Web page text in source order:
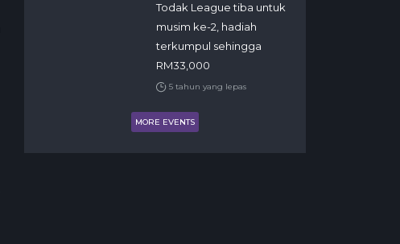
Todak League tiba untuk
musim ke-2, hadiah
terkumpul sehingga
RM33,000
5 tahun yang lepas
MORE EVENTS